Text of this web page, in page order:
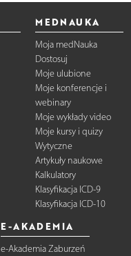
MEDNAUKA
Moja medNauka
Dostosuj
Moje ulubione
Moje konferencje i
webinary
Moje wykłady video
Moje kursy i quizy
Wytyczne
Artykuły naukowe
Kalkulatory
Klasyfikacja ICD-9
Klasyfikacja ICD-10
E-AKADEMIA
e-Akademia Zaburzeń